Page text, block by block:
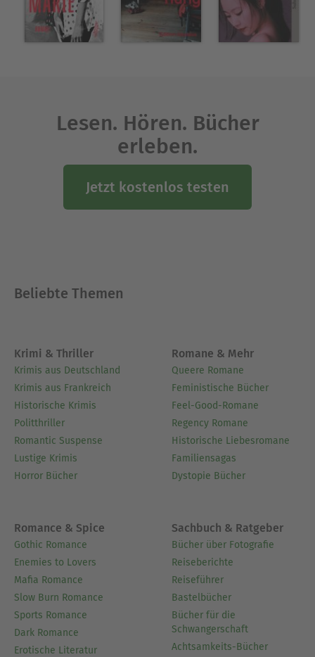
Lesen. Hören. Bücher
erleben.
Jetzt kostenlos testen
Beliebte Themen
Krimi & Thriller
Krimis aus Deutschland
Krimis aus Frankreich
Historische Krimis
Politthriller
Romantic Suspense
Lustige Krimis
Horror Bücher
Romane & Mehr
Queere Romane
Feministische Bücher
Feel-Good-Romane
Regency Romane
Historische Liebesromane
Familiensagas
Dystopie Bücher
Romance & Spice
Gothic Romance
Enemies to Lovers
Mafia Romance
Slow Burn Romance
Sports Romance
Dark Romance
Erotische Literatur
Sachbuch & Ratgeber
Bücher über Fotografie
Reiseberichte
Reiseführer
Bastelbücher
Bücher für die
Schwangerschaft
Achtsamkeits-Bücher